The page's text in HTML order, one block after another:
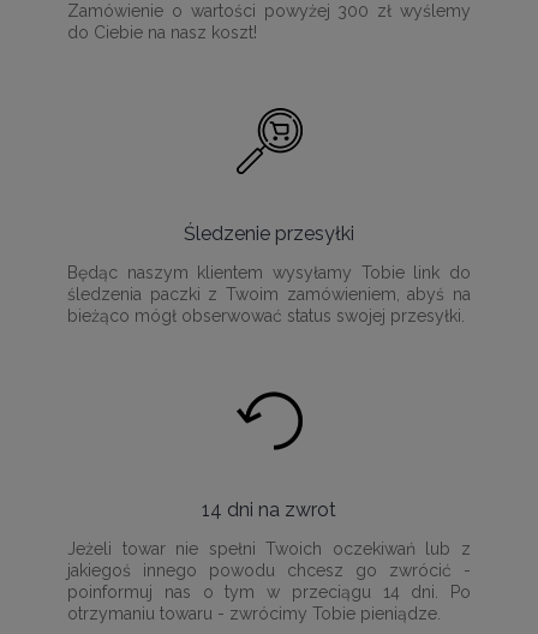
Zamówienie o wartości powyżej 300 zł wyślemy
do Ciebie na nasz koszt!
Śledzenie przesyłki
Będąc naszym klientem wysyłamy Tobie link do
śledzenia paczki z Twoim zamówieniem, abyś na
bieżąco mógł obserwować status swojej przesyłki.
14 dni na zwrot
Jeżeli towar nie spełni Twoich oczekiwań lub z
jakiegoś innego powodu chcesz go zwrócić -
poinformuj nas o tym w przeciągu 14 dni. Po
otrzymaniu towaru - zwrócimy Tobie pieniądze.